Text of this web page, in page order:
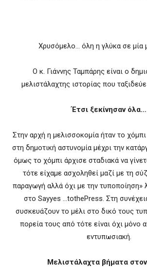
Χρυσόμελο… όλη η γλύκα σε μία
O κ. Γιάννης Ταμπάρης είναι ο
μελιστάλαχτης ιστορίας που
Έτσι ξεκίνησαν όλα…
Στην αρχή η μελισσοκομία ήταν το
στη δημοτική αστυνομία μέχρι την
όμως το χόμπι άρχισε σταδιακά να
τότε είχαμε ασχοληθεί μαζί με τη
παραγωγή αλλά όχι με την τυποποίηση»
στο Sayyes …tothePress. Στη
συσκευάζουν το μέλι στο δικό τους
πορεία τους από τότε είναι όχι μόνο
εντυπωσιακή.
Μελιστάλαχτα βήματα